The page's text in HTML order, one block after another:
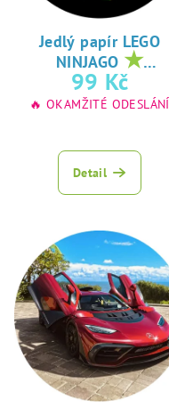
Jedlý papír LEGO
NINJAGO ★
oblíbený tisk na
jedlý papír
99 Kč
🔥 OKAMŽITÉ ODESLÁNÍ
Detail